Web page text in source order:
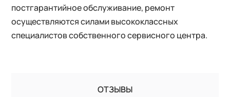
постгарантийное обслуживание, ремонт
осуществляются силами высококлассных
специалистов собственного сервисного центра.
ОТЗЫВЫ